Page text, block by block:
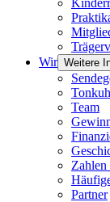
Wir Weitere
Team
Zahlen
Partner